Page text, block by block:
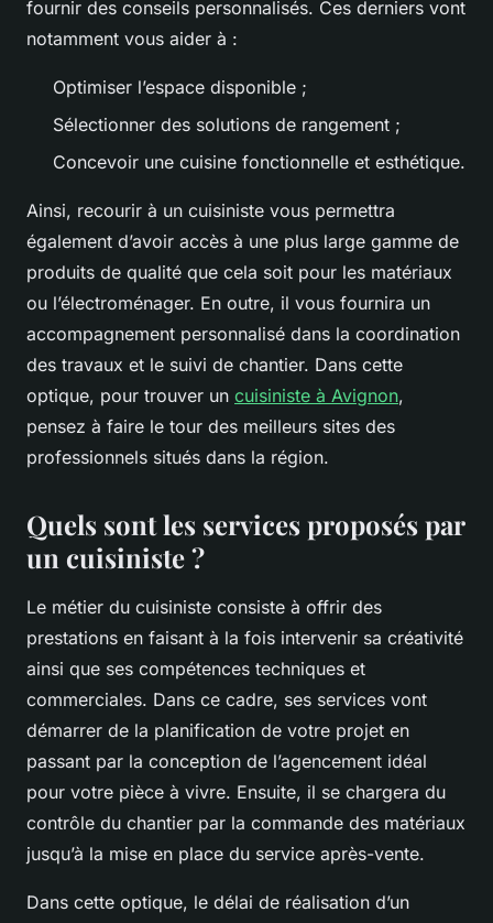
fournir des conseils personnalisés. Ces derniers vont
notamment vous aider à :
Optimiser l’espace disponible ;
Sélectionner des solutions de rangement ;
Concevoir une cuisine fonctionnelle et esthétique.
Ainsi, recourir à un cuisiniste vous permettra
également d’avoir accès à une plus large gamme de
produits de qualité que cela soit pour les matériaux
ou l’électroménager. En outre, il vous fournira un
accompagnement personnalisé dans la coordination
des travaux et le suivi de chantier. Dans cette
optique, pour trouver un cuisiniste à Avignon,
pensez à faire le tour des meilleurs sites des
professionnels situés dans la région.
Quels sont les services proposés par
un cuisiniste ?
Le métier du cuisiniste consiste à offrir des
prestations en faisant à la fois intervenir sa créativité
ainsi que ses compétences techniques et
commerciales. Dans ce cadre, ses services vont
démarrer de la planification de votre projet en
passant par la conception de l’agencement idéal
pour votre pièce à vivre. Ensuite, il se chargera du
contrôle du chantier par la commande des matériaux
jusqu’à la mise en place du service après-vente.
Dans cette optique, le délai de réalisation d’un